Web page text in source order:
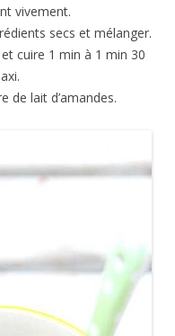
vivement.
secs et mélanger.
cuire 1 min à 1 min 30
de lait d’amandes.